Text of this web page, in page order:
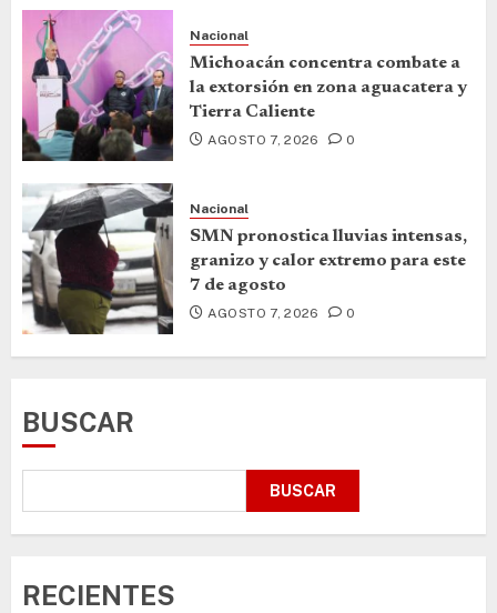
Nacional
Michoacán concentra combate a
la extorsión en zona aguacatera y
Tierra Caliente
AGOSTO 7, 2026 0
Nacional
SMN pronostica lluvias intensas,
granizo y calor extremo para este
7 de agosto
AGOSTO 7, 2026 0
BUSCAR
BUSCAR
RECIENTES